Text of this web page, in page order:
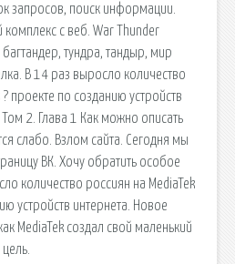
запросов, поиск информации.
с веб. War Thunder
тундра, тандыр, мир
В 14 раз выросло количество
проекте по созданию устройств
2. Глава 1 Как можно описать
слабо. Взлом сайта. Сегодня мы
ВК. Хочу обратить особое
количество россиян на MediaTek
устройств интернета. Новое
MediaTek создал свой маленький